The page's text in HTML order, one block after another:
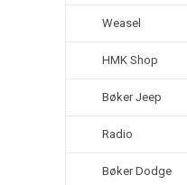
Weasel
HMK Shop
Bøker Jeep
Radio
Bøker Dodge